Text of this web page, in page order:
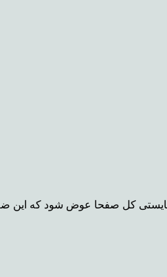
بایستی کل صفحا عوض شود که